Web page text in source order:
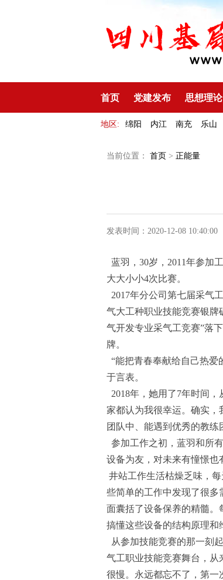
首页 党建发布 思想理论
地区: 绵阳 内江 南充 乐山
当前位置： 首页 > 正能量
发表时间：2020-12-08 10:40:00
蓝羽，30岁，2011年参加
大大小小4次比赛。
2017年分公司第七届采气
气大工种职业技能竞赛银
气开发专业采气工竞赛”落
牌。
“能把青春奉献给自己热爱
于言表。
2018年，她用了7年时间
家都认为我很幸运。确实，
团队中、能遇到优秀的教练
参加工作之初，蓝羽和所
设备为友，对未来有憧憬也
井站工作生活枯燥乏味，
些简单的工作中发现了很多
面囊括了设备保养的精髓。
搞懂这些设备的结构原理和
从参加技能竞赛的那一刻
气工职业技能竞赛舞台，从
很慢。永远都忘不了，第